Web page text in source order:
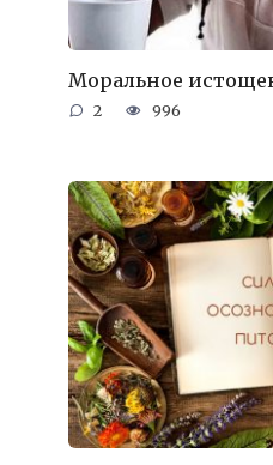
Моральное
2 996